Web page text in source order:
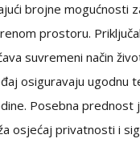
brojne mogućnosti
prostoru.
suvremeni način
osiguravaju ugodnu
Posebna prednost
osjećaj privatnosti i